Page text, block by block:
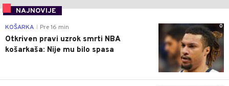
NAJNOVIJE
0
KOŠARKA Pre 16 min
Otkriven pravi uzrok smrti NBA
košarkaša: Nije mu bilo spasa